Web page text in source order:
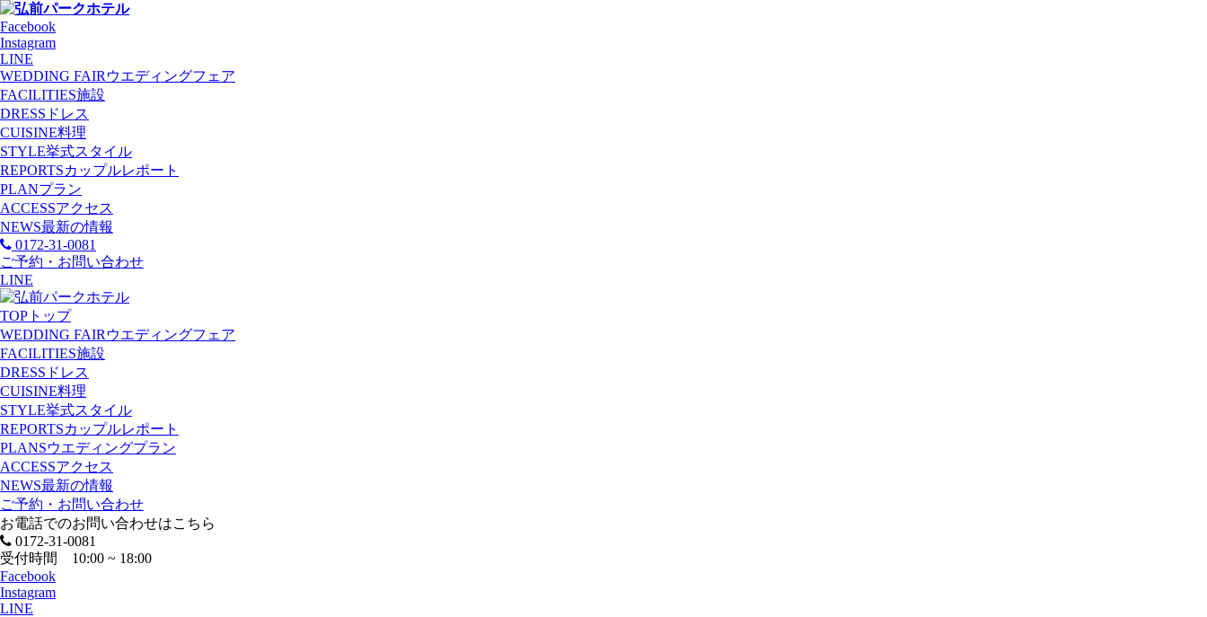
Facebook
Instagram
LINE
WEDDING FAIR ウエディングフェア
FACILITIES施設
DRESS ドレス
CUISINE料理
STYLE挙式スタイル
REPORTSカップルレポート
PLANプラン
ACCESSアクセス
NEWS最新の情報
0172-31-0081
ご予約・お問い合わせ
LINE
TOP トップ
WEDDING FAIR ウエディングフェア
FACILITIES施設
DRESS ドレス
CUISINE料理
STYLE挙式スタイル
REPORTSカップルレポート
PLANSウエディングプラン
ACCESSアクセス
NEWS最新の情報
ご予約・お問い合わせ
お電話でのお問い合わせはこちら
0172-31-0081
受付時間 10:00 ~ 18:00
Facebook
Instagram
LINE